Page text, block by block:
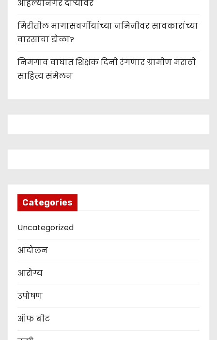
अहिल्यानगर दौऱ्यावर
मिरीतील मागासवर्गीयांच्या जमिनीवर सावकारांच्या
वारसांचा डोळा?
निमगाव वाघात शिक्षक दिनी रंगणार ग्रामीण मराठी
साहित्य संमेलन
Categories
Uncategorized
आंदोलन
आरोग्य
उपोषण
ऑफ बीट